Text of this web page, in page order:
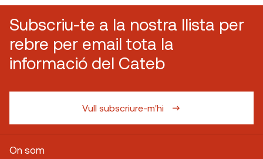
Subscriu-te a la nostra llista per
rebre per email tota la
informació del Cateb
Vull subscriure-m'hi
On som